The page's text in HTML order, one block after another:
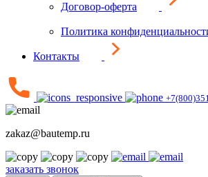
Договор-оферта
Политика
Контакты
zakaz@bautemp.ru
заказать звонок